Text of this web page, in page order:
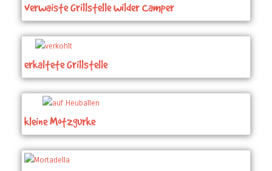
verwaiste Grillstelle wilder Camper
erkaltete Grillstelle
kleine Motzgurke